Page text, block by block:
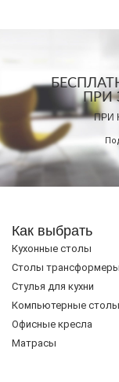
ПРИ
ПРИ
Как выбрать
Кухонные столы
Cтолы трансформеры
Стулья для кухни
Компьютерные столы
Офисные кресла
Матрасы